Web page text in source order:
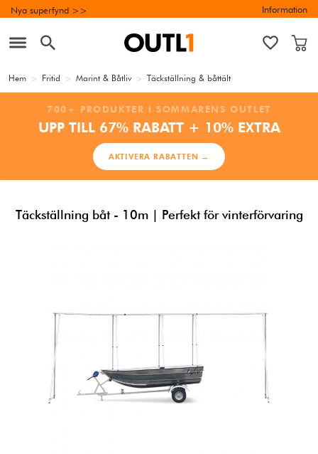
Nya superfynd >> Information
Hem > Fritid > Marint & Båtliv > Täckställning & båttält
700+ PRODUKTER I SOMMARENS OUTLET
UPP TILL 67% RABATT + 10% EXTRA
AKTIVERA RABATTEN →
Täckställning båt - 10m | Perfekt för vinterförvaring